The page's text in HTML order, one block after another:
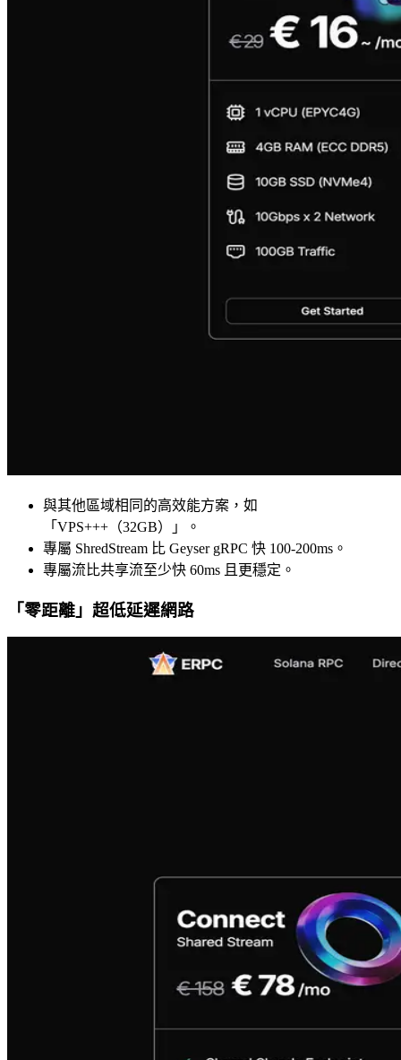
與其他區域相同的高效能方案，如
「VPS+++（32GB）」。
專屬 ShredStream 比 Geyser gRPC 快 100-200ms。
專屬流比共享流至少快 60ms 且更穩定。
「零距離」超低延遲網路